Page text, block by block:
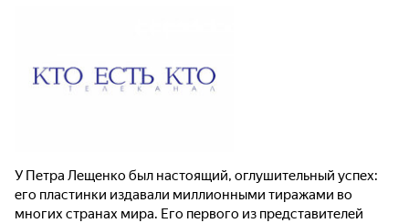
У Петра Лещенко был настоящий, оглушительный успех:
его пластинки издавали миллионными тиражами во
многих странах мира. Его первого из представителей